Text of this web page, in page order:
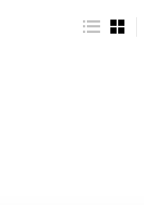
- naučné pro děti